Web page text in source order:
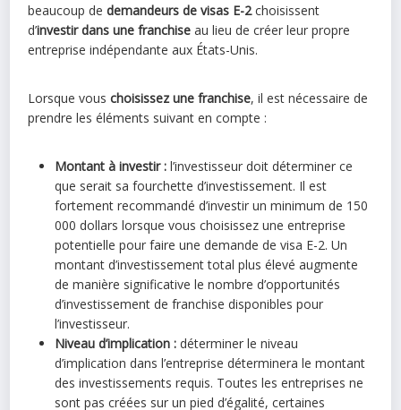
beaucoup dedemandeurs de visas E-2choisissent
d’investir dans une franchise au lieu de créer leur propre
entreprise indépendante aux États-Unis.
Lorsque vouschoisissez une franchise, il est nécessaire de
prendre les éléments suivant en compte :
Montant à investir : l’investisseur doit déterminer ce
que serait sa fourchette d’investissement. Il est
fortement recommandé d’investir un minimum de 150
000 dollars lorsque vous choisissez une entreprise
potentielle pour faire une demande de visa E-2. Un
montant d’investissement total plus élevé augmente
de manière significative le nombre d’opportunités
d’investissement de franchise disponibles pour
l’investisseur.
Niveau d’implication : déterminer le niveau
d’implication dans l’entreprise déterminera le montant
des investissements requis. Toutes les entreprises ne
sont pas créées sur un pied d’égalité, certaines